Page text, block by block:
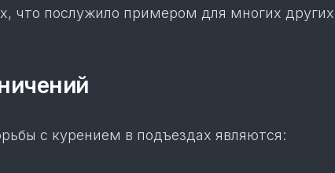
что послужило примером для многих других
с курением в подъездах являются: